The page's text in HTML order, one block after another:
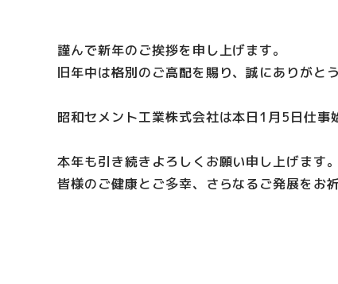
謹んで新年のご挨拶を申し上げます。
旧年中は格別のご高配を賜り、誠にありがと
昭和セメント工業株式会社は本日1月5日仕事
本年も引き続きよろしくお願い申し上げます。
皆様のご健康とご多幸、さらなるご発展をお